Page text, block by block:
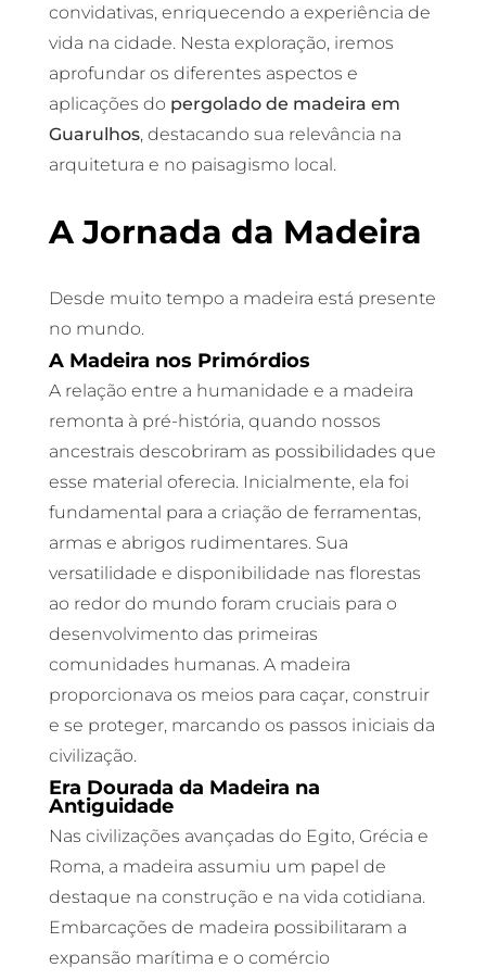
convidativas, enriquecendo a experiência de
vida na cidade. Nesta exploração, iremos
aprofundar os diferentes aspectos e
aplicações do pergolado de madeira em
Guarulhos, destacando sua relevância na
arquitetura e no paisagismo local.
A Jornada da Madeira
Desde muito tempo a madeira está presente
no mundo.
A Madeira nos Primórdios
A relação entre a humanidade e a madeira
remonta à pré-história, quando nossos
ancestrais descobriram as possibilidades que
esse material oferecia. Inicialmente, ela foi
fundamental para a criação de ferramentas,
armas e abrigos rudimentares. Sua
versatilidade e disponibilidade nas florestas
ao redor do mundo foram cruciais para o
desenvolvimento das primeiras
comunidades humanas. A madeira
proporcionava os meios para caçar, construir
e se proteger, marcando os passos iniciais da
civilização.
Era Dourada da Madeira na
Antiguidade
Nas civilizações avançadas do Egito, Grécia e
Roma, a madeira assumiu um papel de
destaque na construção e na vida cotidiana.
Embarcações de madeira possibilitaram a
expansão marítima e o comércio